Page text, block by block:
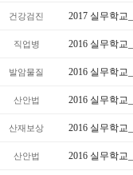
건강검진 2017 실무학교
직업병 2016 실무학교
발암물질 2016 실무학교
산안법 2016 실무학교
산재보상 2016 실무학교
산안법 2016 실무학교